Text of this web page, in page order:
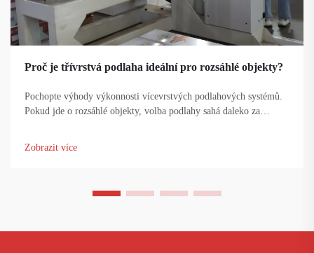
Proč je třívrstvá podlaha ideální pro rozsáhlé objekty?
Pochopte výhody výkonnosti vícevrstvých podlahových systémů.
Pokud jde o rozsáhlé objekty, volba podlahy sahá daleko za
Zobrazit více